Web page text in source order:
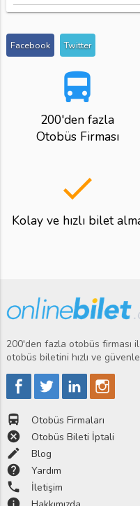
Facebook Twitter
directions_bus
200'den fazla
Otobüs Firması
done
Kolay ve hızlı bilet
200'den fazla otobüs firması
otobüs biletini hızlı ve
directions_bus Otobüs Firmaları
cancel Otobüs Bileti İptali
edit Blog
help Yardım
phone İletişim